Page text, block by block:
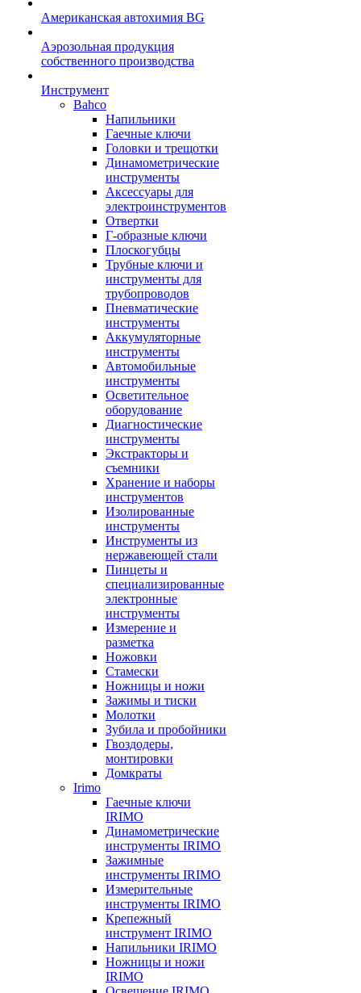
Американская автохимия BG
Аэрозольная продукция
собственного производства
Инструмент
Bahco
Напильники
Гаечные ключи
Головки и трещотки
Динамометрические
инструменты
Аксессуары для
электроинструментов
Отвертки
Г-образные ключи
Плоскогубцы
Трубные ключи и
инструменты для
трубопроводов
Пневматические
инструменты
Аккумуляторные
инструменты
Автомобильные
инструменты
Осветительное
оборудование
Диагностические
инструменты
Экстракторы и
съемники
Хранение и наборы
инструментов
Изолированные
инструменты
Инструменты из
нержавеющей стали
Пинцеты и
специализированные
электронные
инструменты
Измерение и
разметка
Ножовки
Стамески
Ножницы и ножи
Зажимы и тиски
Молотки
Зубила и пробойники
Гвоздодеры,
монтировки
Домкраты
Irimo
Гаечные ключи
IRIMO
Динамометрические
инструменты IRIMO
Зажимные
инструменты IRIMO
Измерительные
инструменты IRIMO
Крепежный
инструмент IRIMO
Напильники IRIMO
Ножницы и ножи
IRIMO